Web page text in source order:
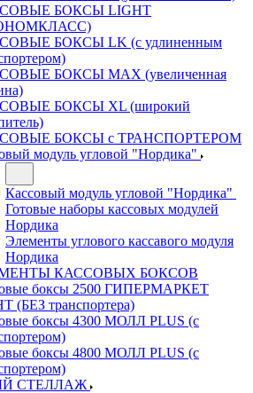
БОКСЫ LIGHT
БОКСЫ LK (с удлиненным
БОКСЫ MAX (увеличенная
БОКСЫ XL (широкий
БОКСЫ с ТРАНСПОРТЕРОМ
модуль угловой "Нордика"
Кассовый модуль угловой "Нордика"
Готовые наборы кассовых модулей
Нордика
Элементы углового кассавого модуля
Нордика
КАССОВЫХ БОКСОВ
боксы 2500 ГИПЕРМАРКЕТ
(БЕЗ транспортера)
боксы 4300 МОЛЛ PLUS (с
боксы 4800 МОЛЛ PLUS (с
СТЕЛЛАЖ